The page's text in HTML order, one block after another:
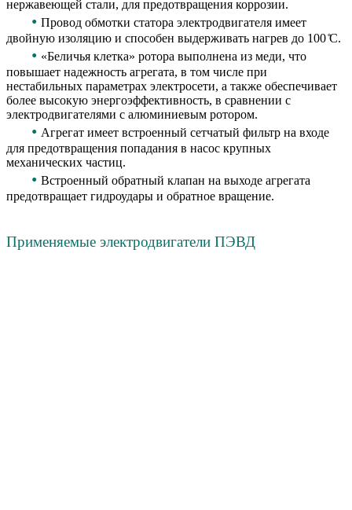
нержавеющей стали, для предотвращения коррозии.
• Провод обмотки статора электродвигателя имеет
двойную изоляцию и способен выдерживать нагрев до 100 ̊С.
• «Беличья клетка» ротора выполнена из меди, что
повышает надежность агрегата, в том числе при
нестабильных параметрах электросети, а также обеспечивает
более высокую энергоэффективность, в сравнении с
электродвигателями с алюминиевым ротором.
• Агрегат имеет встроенный сетчатый фильтр на входе
для предотвращения попадания в насос крупных
механических частиц.
• Встроенный обратный клапан на выходе агрегата
предотвращает гидроудары и обратное вращение.
Применяемые электродвигатели ПЭВД